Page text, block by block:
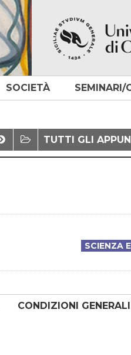
SOCIETÀ SEMINARI/
TUTTI GLI
SCIENZA
CONDIZIONI